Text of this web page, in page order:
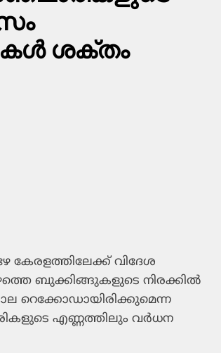
ശക്തം
കേരളത്തിലേക്ക് വിദേശ
ബുക്കിങ്ങുകളുടെ നിരക്കില്‍
എണ്ണത്തിലും വര്‍ധന